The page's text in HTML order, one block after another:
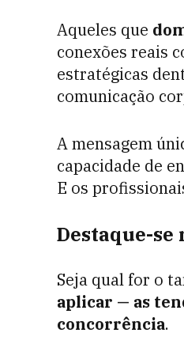
Aqueles que
conexões reais
estratégicas
comunicação
A mensagem
capacidade de
E os
Destaque-se
Seja qual for o
aplicar — as
concorrência.